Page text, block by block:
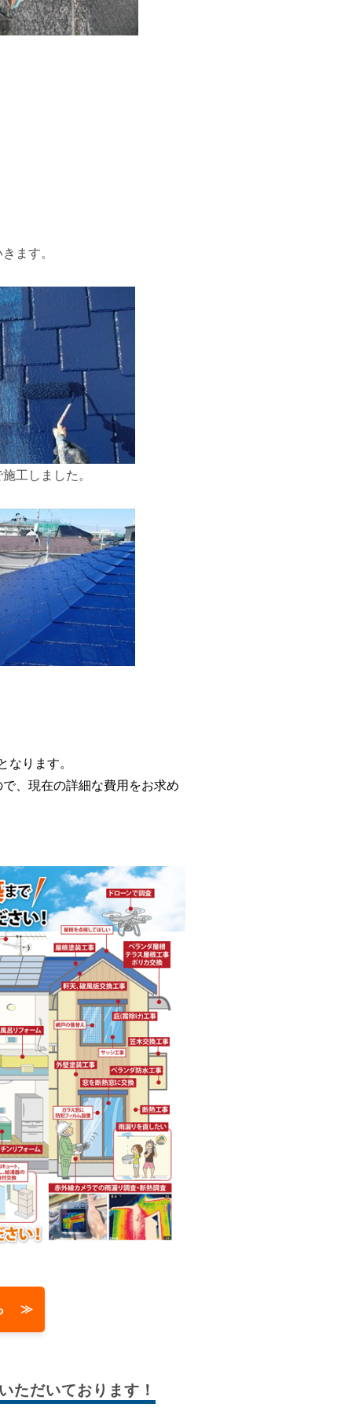
ます。
工しました。
ります。
、現在の詳細な費用をお求め
ら ≫
ただいております！